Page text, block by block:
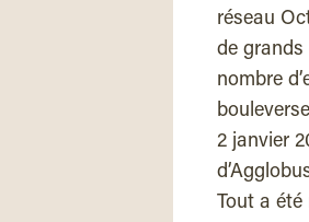
réseau
de grands
nombre
2 janvier
Tout a